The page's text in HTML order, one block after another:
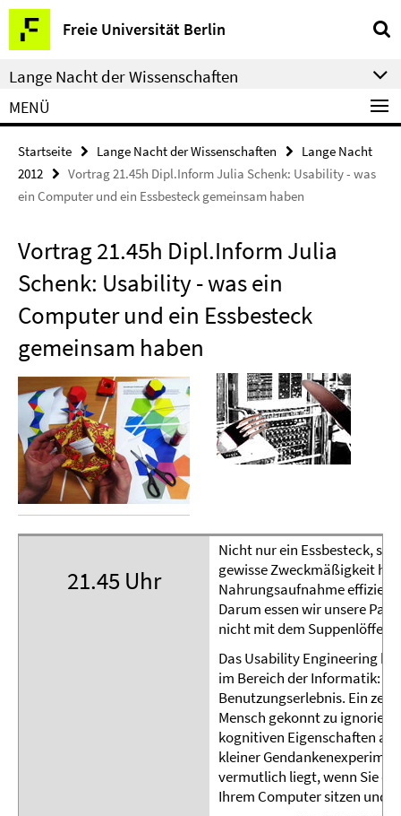
Springe
direkt
zu
Inhalt
Freie Universität Berlin
Service-
Navigation
Lange Nacht der Wissenschaften
MENÜ
Startseite Lange Nacht der Wissenschaften
Lange Nacht
2012
Vortrag 21.45h Dipl.Inform Julia Schenk: Usability - was
ein Computer und ein Essbesteck gemeinsam haben
Vortrag 21.45h Dipl.Inform Julia
Schenk: Usability - was ein
Computer und ein Essbesteck
gemeinsam haben
21.45 Uhr
Nicht nur ein Essbesteck,
gewisse Zweckmäßigkeit
Nahrungsaufnahme
Darum essen wir unsere
nicht mit dem Suppenlöffel.
Das Usability Engineering
im Bereich der Informatik:
Benutzungserlebnis. Ein
Mensch gekonnt zu
kognitiven Eigenschaften
kleiner
vermutlich liegt, wenn Sie
Ihrem Computer sitzen und